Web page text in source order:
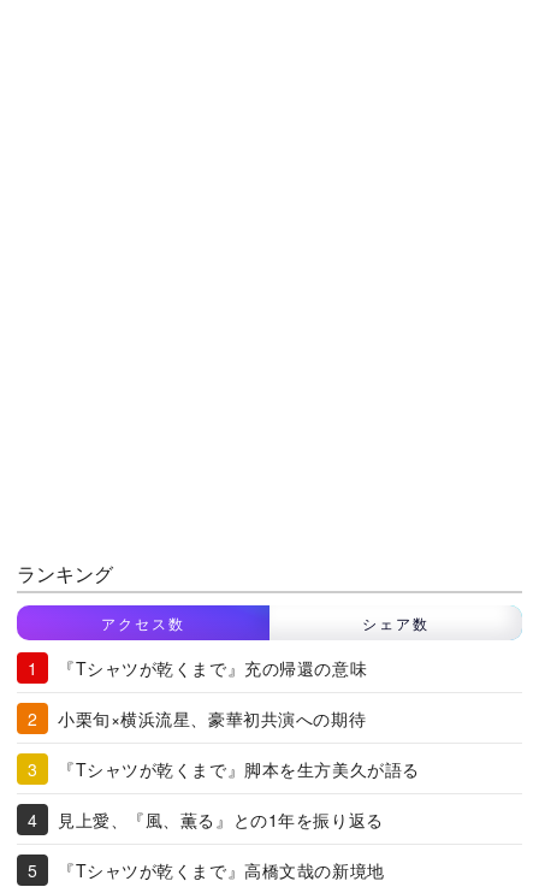
ランキング
アクセス数 シェア数
『Tシャツが乾くまで』充の帰還の意味
小栗旬×横浜流星、豪華初共演への期待
『Tシャツが乾くまで』脚本を生方美久が語る
見上愛、『風、薫る』との1年を振り返る
『Tシャツが乾くまで』高橋文哉の新境地